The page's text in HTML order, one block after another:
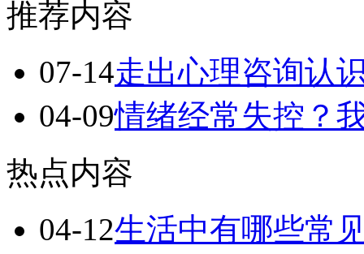
推荐内容
07-14走出心理咨询认
04-09情绪经常失控？
热点内容
04-12生活中有哪些常